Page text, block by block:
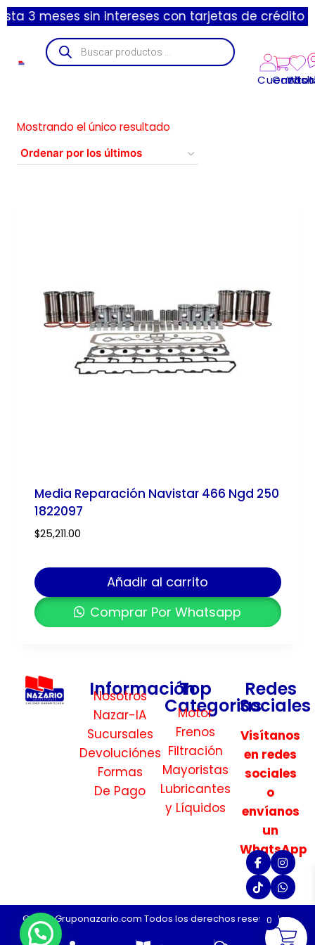
3 meses sin intereses con tarjetas de crédito y
Cuenta
Carrito
Mostrando el único resultado
Media Reparación Navistar 466 Ngd 250
1822097
$25,211.00
Añadir al carrito
Comprar Por Whatsapp
Información
Nosotros
Nazar-IA
Sucursales
Devoluciónes
Formas
De Pago
Top
Categorias
Motor
Frenos
Filtración
Mayoristas
Lubricantes
y Líquidos
Redes
Sociales
Visítanos
en redes
sociales
o
envíanos
un
WhatsApp
©2026 Gruponazario.com Todos los derechos reservados.
0